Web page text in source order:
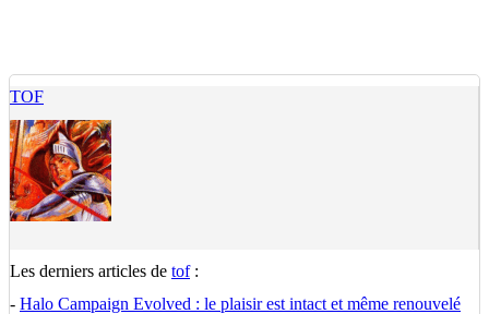
TOF
Les derniers articles de tof:
- Halo Campaign Evolved : le plaisir est intact et même renouvelé